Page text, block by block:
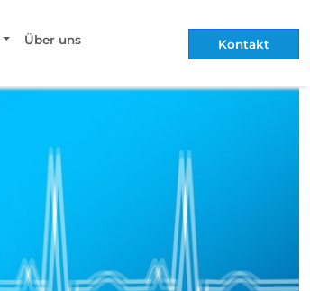
Über uns Kontakt